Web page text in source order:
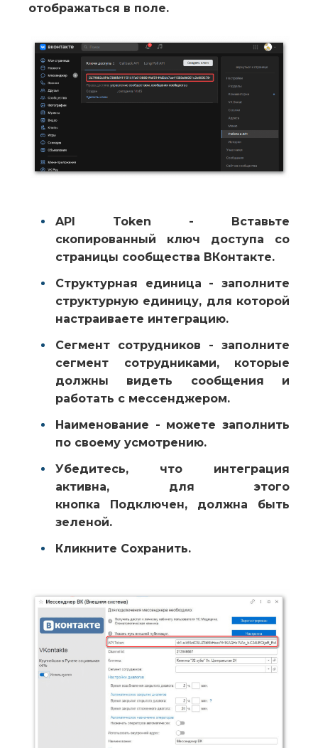
отображаться в поле.
API Token - Вставьте
скопированный ключ доступа со
страницы сообщества ВКонтакте.
Структурная единица - заполните
структурную единицу, для которой
настраиваете интеграцию.
Сегмент сотрудников - заполните
сегмент сотрудниками, которые
должны видеть сообщения и
работать с мессенджером.
Наименование - можете заполнить
по своему усмотрению.
Убедитесь, что интеграция
активна, для этого
кнопка Подключен, должна быть
зеленой.
Кликните Сохранить.